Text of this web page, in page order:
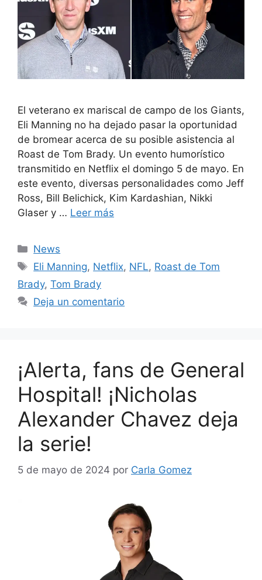
El veterano ex mariscal de campo de los Giants,
Eli Manning no ha dejado pasar la oportunidad
de bromear acerca de su posible asistencia al
Roast de Tom Brady. Un evento humorístico
transmitido en Netflix el domingo 5 de mayo. En
este evento, diversas personalidades como Jeff
Ross, Bill Belichick, Kim Kardashian, Nikki
Glaser y … Leer más
Categorías
News
Etiquetas
Eli Manning, Netflix, NFL, Roast de Tom
Brady, Tom Brady
Deja un comentario
¡Alerta, fans de General
Hospital! ¡Nicholas
Alexander Chavez deja
la serie!
5 de mayo de 2024 por Carla Gomez